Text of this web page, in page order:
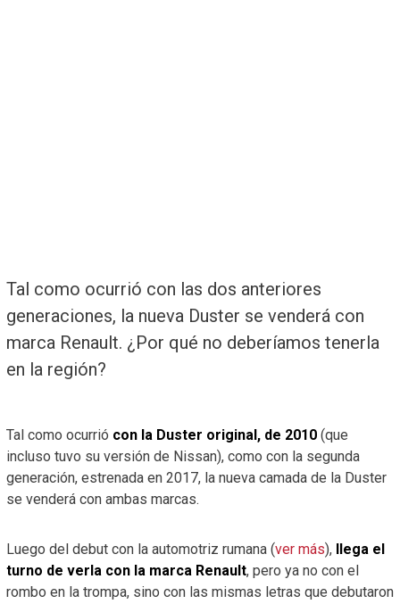
Tal como ocurrió con las dos anteriores
generaciones, la nueva Duster se venderá con
marca Renault. ¿Por qué no deberíamos tenerla
en la región?
Tal como ocurrió con la Duster original, de 2010(que
incluso tuvo su versión de Nissan), como con la segunda
generación, estrenada en 2017, la nueva camada de la Duster
se venderá con ambas marcas.
Luego del debut con la automotriz rumana (ver más),
llega el
turno de verla con la marca Renault, pero ya no con el
rombo en la trompa, sino con las mismas letras que debutaron